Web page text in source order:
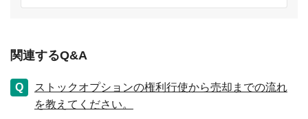
関連するQ&A
ストックオプションの権利行使から売却までの流れ
を教えてください。